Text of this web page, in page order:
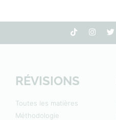
RÉVISIONS
Toutes les matières
Méthodologie